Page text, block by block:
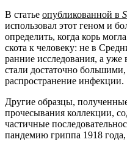
В статье опубликованной в
использовал этот геном и
определить, когда корь
скота к человеку: не в
ранние исследования, а уже
стали достаточно
распространение инфекции.
Другие образцы,
прочесывания коллекции,
частичные
пандемию гриппа 1918